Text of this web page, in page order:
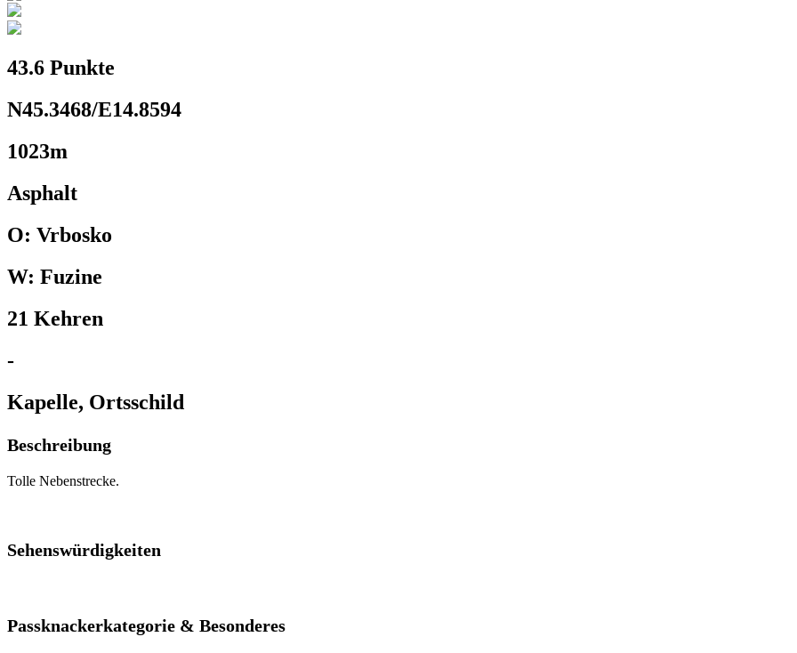
43.6 Punkte
N45.3468/E14.8594
1023m
Asphalt
O: Vrbosko
W: Fuzine
21 Kehren
-
Kapelle, Ortsschild
Beschreibung
Tolle Nebenstrecke.
Sehenswürdigkeiten
Passknackerkategorie & Besonderes